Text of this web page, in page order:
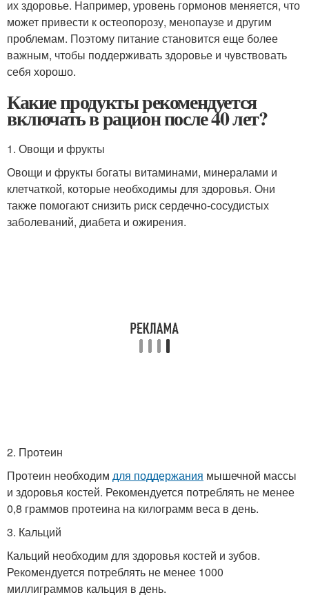
их здоровье. Например, уровень гормонов меняется, что
может привести к остеопорозу, менопаузе и другим
проблемам. Поэтому питание становится еще более
важным, чтобы поддерживать здоровье и чувствовать
себя хорошо.
Какие продукты рекомендуется
включать в рацион после 40 лет?
1. Овощи и фрукты
Овощи и фрукты богаты витаминами, минералами и
клетчаткой, которые необходимы для здоровья. Они
также помогают снизить риск сердечно-сосудистых
заболеваний, диабета и ожирения.
2. Протеин
Протеин необходим для поддержания мышечной массы
и здоровья костей. Рекомендуется потреблять не менее
0,8 граммов протеина на килограмм веса в день.
3. Кальций
Кальций необходим для здоровья костей и зубов.
Рекомендуется потреблять не менее 1000
миллиграммов кальция в день.